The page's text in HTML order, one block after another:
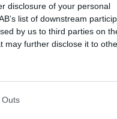
disclosure of your personal
list of downstream
by us to third parties on
may further disclose it to
Outs